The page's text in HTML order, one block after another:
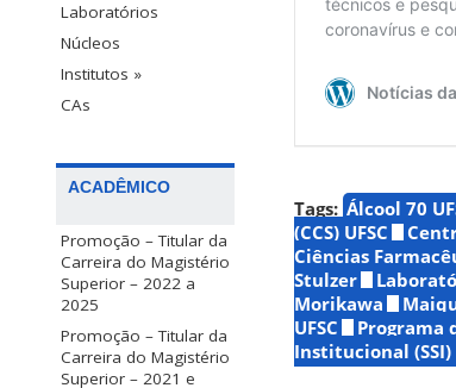
Laboratórios
Núcleos
Institutos »
CAs
ACADÊMICO
Promoção – Titular da
Carreira do Magistério
Superior – 2022 a
2025
Promoção – Titular da
Carreira do Magistério
Superior – 2021 e
Tags: Álcool 70
(CCS) UFSC
Ciências
Stulzer
Morikawa
UFSC
Programa
Institucional (SSI)